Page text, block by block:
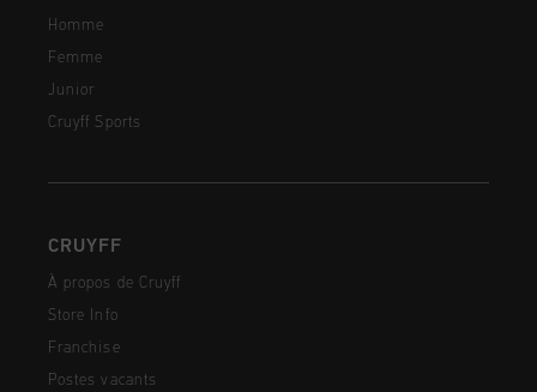
Homme
Femme
Junior
Cruyff Sports
CRUYFF
À propos de Cruyff
Store Info
Franchise
Postes vacants